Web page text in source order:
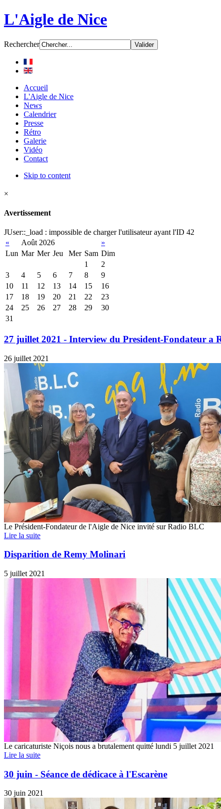
L'Aigle de Nice
Rechercher
Accueil
L'Aigle de Nice
News
Calendrier
Presse
Rétro
Galerie
Vidéo
Contact
Skip to content
×
Avertissement
JUser::_load : impossible de charger l'utilisateur ayant l'ID 42
«
Août 2026
»
Lun Mar Mer Jeu Mer Sam Dim
1
2
3
4 5 6 7 8
9
10
11 12 13 14 15
16
17
18 19 20 21 22
23
24
25 26 27 28 29
30
31
27 juillet 2021 - Interview du President-Fondateur a
26 juillet 2021
Le Président-Fondateur de l'Aigle de Nice invité sur Radio BLC
Lire la suite
Disparition de Remy Molinari
5 juillet 2021
Le caricaturiste Niçois nous a brutalement quitté lundi 5 juillet 2021
Lire la suite
30 juin - Séance de dédicace à l'Escarène
30 juin 2021